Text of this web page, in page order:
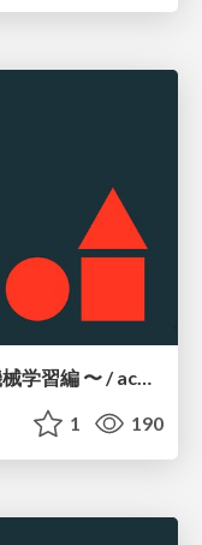
Databricks Academic Series 〜 機械学習編 〜 / academic-series-ml
1 190